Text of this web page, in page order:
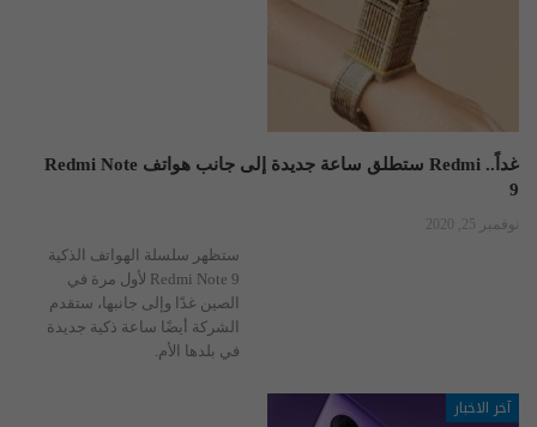
غداً.. Redmi ستطلق ساعة جديدة إلى جانب هواتف Redmi Note
9
نوفمبر 25, 2020
ستظهر سلسلة الهواتف الذكية
Redmi Note 9 لأول مرة في
الصين غدًا وإلى جانبها، ستقدم
الشركة أيضًا ساعة ذكية جديدة
في بلدها الأم.
آخر الاخبار